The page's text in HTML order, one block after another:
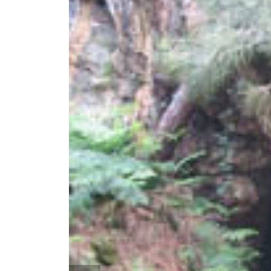
Interior de trabalho mineiro
Natália Félix